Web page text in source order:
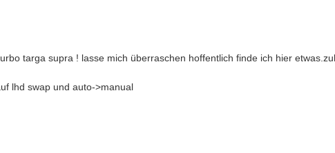
targa supra ! lasse mich überraschen hoffentlich finde ich hier
lhd swap und auto->manual